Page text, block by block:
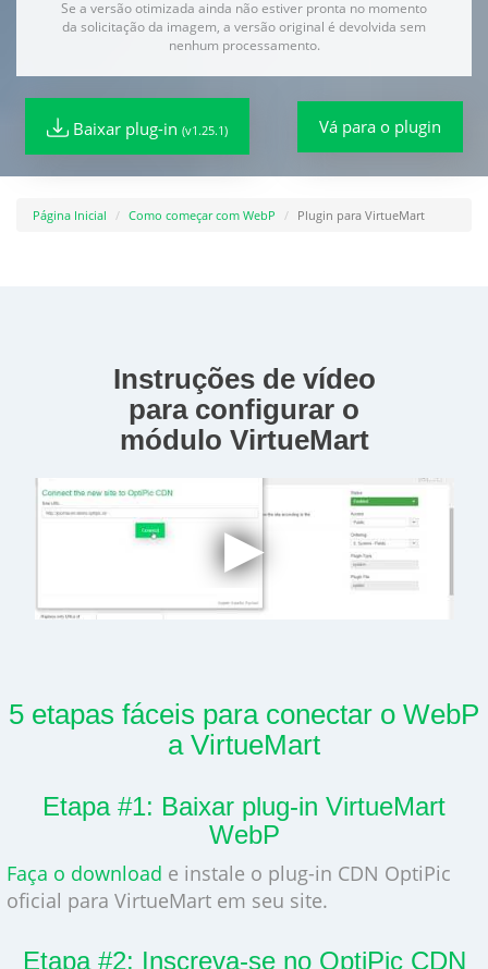
Se a versão otimizada ainda não estiver pronta no momento
da solicitação da imagem, a versão original é devolvida sem
nenhum processamento.
Baixar plug-in (v1.25.1) Vá para o plugin
Página Inicial Como começar com WebP Plugin para VirtueMart
Instruções de vídeo
para configurar o
módulo VirtueMart
5 etapas fáceis para conectar o WebP
a VirtueMart
Etapa #1: Baixar plug-in VirtueMart
WebP
Faça o download e instale o plug-in CDN OptiPic
oficial para VirtueMart em seu site.
Etapa #2: Inscreva-se no OptiPic CDN